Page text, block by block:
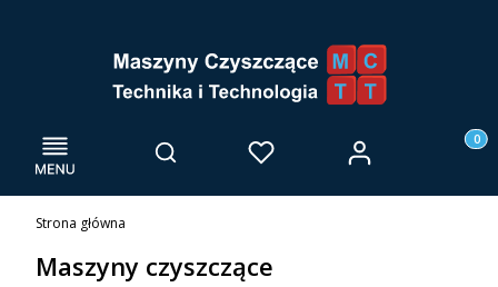
Menu Otwórz wyszukiwarkę
Szukaj Ulubione Zaloguj się
Strona główna
Maszyny czyszczące